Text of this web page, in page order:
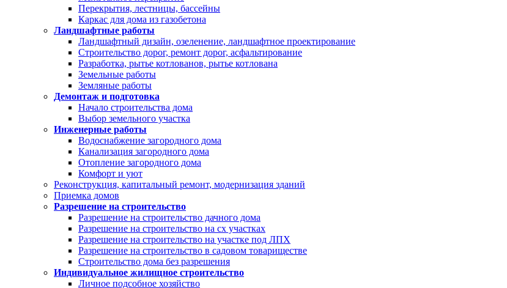
Перекрытия, лестницы, бассейны
Каркас для дома из газобетона
Ландшафтные работы
Ландшафтный дизайн, озеленение, ландшафтное проектирование
Строительство дорог, ремонт дорог, асфальтирование
Разработка, рытье котлованов, рытье котлована
Земельные работы
Земляные работы
Демонтаж и подготовка
Начало строительства дома
Выбор земельного участка
Инженерные работы
Водоснабжение загородного дома
Канализация загородного дома
Отопление загородного дома
Комфорт и уют
Реконструкция, капитальный ремонт, модернизация зданий
Приемка домов
Разрешение на строительство
Разрешение на строительство дачного дома
Разрешение на строительство на сх участках
Разрешение на строительство на участке под ЛПХ
Разрешение на строительство в садовом товариществе
Строительство дома без разрешения
Индивидуальное жилищное строительство
Личное подсобное хозяйство